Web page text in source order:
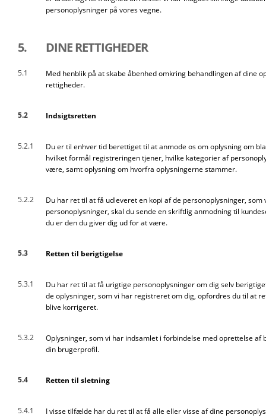
personoplysninger på vores vegne.
5. DINE RETTIGHEDER
5.1
Med henblik på at skabe åbenhed omkring behandlingen af dine
rettigheder.
5.2 Indsigtsretten
5.2.1
Du er til enhver tid berettiget til at anmode os om oplysning om
hvilket formål registreringen tjener, hvilke kategorier af
være, samt oplysning om hvorfra oplysningerne stammer.
5.2.2
Du har ret til at få udleveret en kopi af de personoplysninger,
personoplysninger, skal du sende en skriftlig anmodning til
du er den du giver dig ud for at være.
5.3 Retten til berigtigelse
5.3.1
Du har ret til at få urigtige personoplysninger om dig selv
de oplysninger, som vi har registreret om dig, opfordres du til at
blive korrigeret.
5.3.2
Oplysninger, som vi har indsamlet i forbindelse med oprettelse
din brugerprofil.
5.4 Retten til sletning
5.4.1
I visse tilfælde har du ret til at få alle eller visse af dine